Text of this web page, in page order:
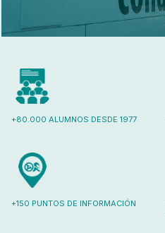
+80.000 ALUMNOS DESDE 1977
+150 PUNTOS DE INFORMACIÓN